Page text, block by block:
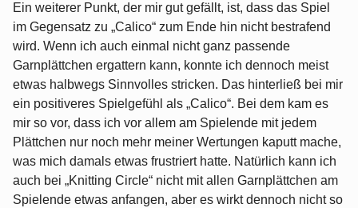
Ein weiterer Punkt, der mir gut gefällt, ist, dass das Spiel
im Gegensatz zu „Calico“ zum Ende hin nicht bestrafend
wird. Wenn ich auch einmal nicht ganz passende
Garnplättchen ergattern kann, konnte ich dennoch meist
etwas halbwegs Sinnvolles stricken. Das hinterließ bei mir
ein positiveres Spielgefühl als „Calico“. Bei dem kam es
mir so vor, dass ich vor allem am Spielende mit jedem
Plättchen nur noch mehr meiner Wertungen kaputt mache,
was mich damals etwas frustriert hatte. Natürlich kann ich
auch bei „Knitting Circle“ nicht mit allen Garnplättchen am
Spielende etwas anfangen, aber es wirkt dennoch nicht so